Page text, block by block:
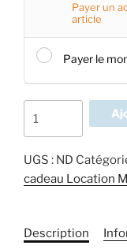
Payer un
article
Payer le
de
blouson
à
UGS : ND
cadeau Location
Description